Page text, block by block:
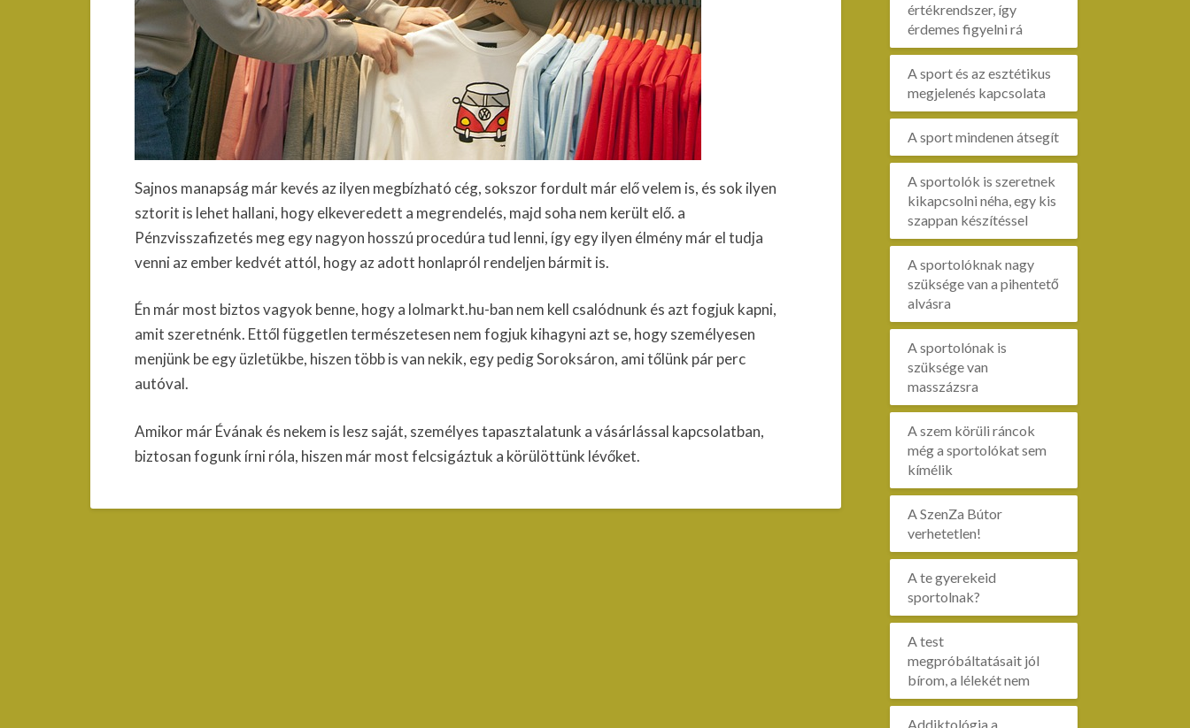
Sajnos manapság már kevés az ilyen megbízható cég, sokszor fordult már elő velem is, és sok ilyen
sztorit is lehet hallani, hogy elkeveredett a megrendelés, majd soha nem került elő. a
Pénzvisszafizetés meg egy nagyon hosszú procedúra tud lenni, így egy ilyen élmény már el tudja
venni az ember kedvét attól, hogy az adott honlapról rendeljen bármit is.
Én már most biztos vagyok benne, hogy a lolmarkt.hu-ban nem kell csalódnunk és azt fogjuk kapni,
amit szeretnénk. Ettől független természetesen nem fogjuk kihagyni azt se, hogy személyesen
menjünk be egy üzletükbe, hiszen több is van nekik, egy pedig Soroksáron, ami tőlünk pár perc
autóval.
Amikor már Évának és nekem is lesz saját, személyes tapasztalatunk a vásárlással kapcsolatban,
biztosan fogunk írni róla, hiszen már most felcsigáztuk a körülöttünk lévőket.
értékrendszer, így
érdemes figyelni rá
A sport és az esztétikus
megjelenés kapcsolata
A sport mindenen átsegít
A sportolók is szeretnek
kikapcsolni néha, egy kis
szappan készítéssel
A sportolóknak nagy
szüksége van a pihentető
alvásra
A sportolónak is
szüksége van
masszázsra
A szem körüli ráncok
még a sportolókat sem
kímélik
A SzenZa Bútor
verhetetlen!
A te gyerekeid
sportolnak?
A test
megpróbáltatásait jól
bírom, a lélekét nem
Addiktológia a